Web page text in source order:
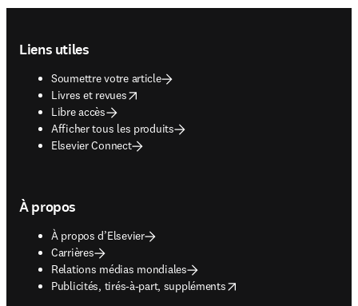
Liens utiles
Soumettre votre article
Livres et revues
opens in new tab/window
Libre accès
Afficher tous les produits
Elsevier Connect
À propos
À propos d’Elsevier
Carrières
Relations médias mondiales
Publicités, tirés-à-part, suppléments
opens in new tab/window